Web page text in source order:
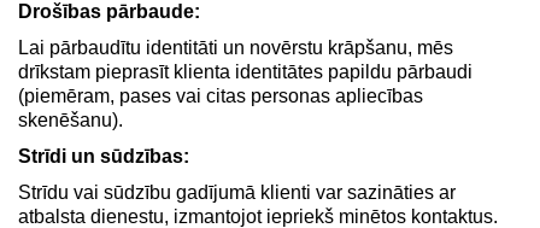
Drošības pārbaude:
Lai pārbaudītu identitāti un novērstu krāpšanu, mēs
drīkstam pieprasīt klienta identitātes papildu pārbaudi
(piemēram, pases vai citas personas apliecības
skenēšanu).
Strīdi un sūdzības:
Strīdu vai sūdzību gadījumā klienti var sazināties ar
atbalsta dienestu, izmantojot iepriekš minētos kontaktus.